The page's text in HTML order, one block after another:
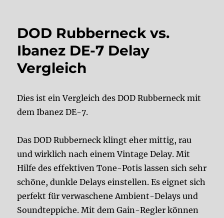
DOD Rubberneck vs.
Ibanez DE-7 Delay
Vergleich
Dies ist ein Vergleich des DOD Rubberneck mit
dem Ibanez DE-7.
Das DOD Rubberneck klingt eher mittig, rau
und wirklich nach einem Vintage Delay. Mit
Hilfe des effektiven Tone-Potis lassen sich sehr
schöne, dunkle Delays einstellen. Es eignet sich
perfekt für verwaschene Ambient-Delays und
Soundteppiche. Mit dem Gain-Regler können